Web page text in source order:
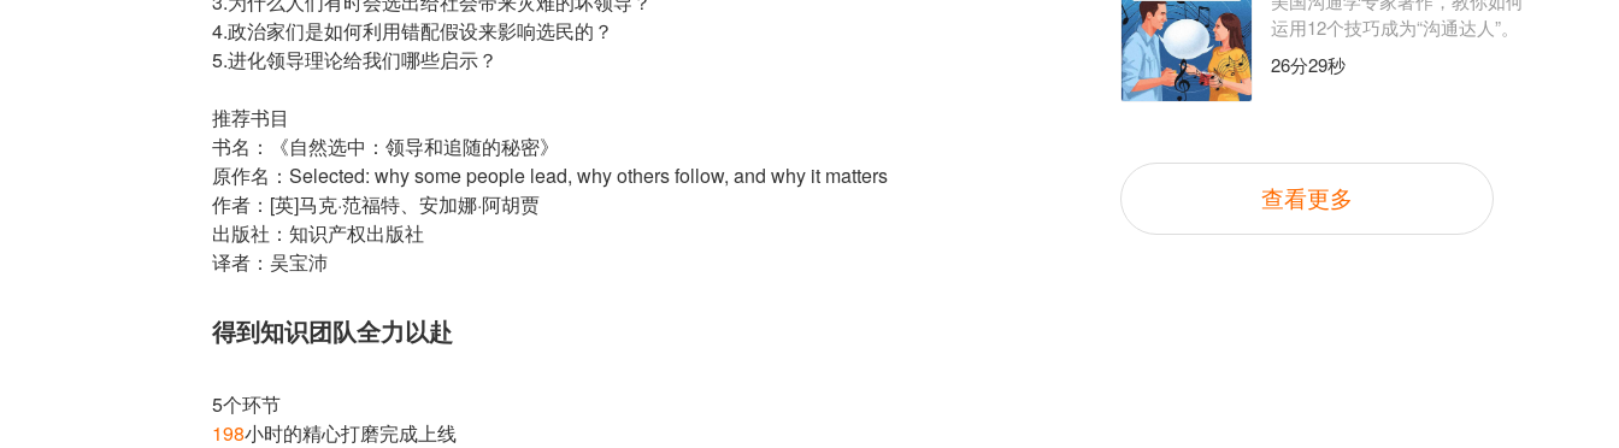
4.政治家们是如何利用错配假设来影响选民的？
5.进化领导理论给我们哪些启示？
推荐书目
书名：《自然选中：领导和追随的秘密》
原作名：Selected: why some people lead, why others follow, and why it matters
作者：[英]马克·范福特、安加娜·阿胡贾
出版社：知识产权出版社
译者：吴宝沛
得到知识团队全力以赴
5个环节
198
小时的精心打磨完成上线
运用12个技巧成为“沟通达人”。
26分29秒
查看更多